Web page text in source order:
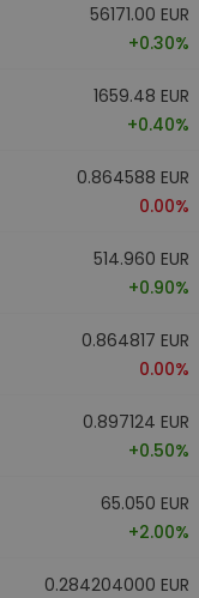
56171.00 EUR
+0.30%
1659.48 EUR
+0.40%
0.864588 EUR
0.00%
514.960 EUR
+0.90%
0.864817 EUR
0.00%
0.897124 EUR
+0.50%
65.050 EUR
+2.00%
0.284204000 EUR